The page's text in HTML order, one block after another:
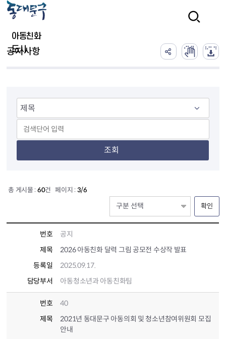
아동친화
도시
공지사항
조회
총 게시물 : 60건 페이지 : 3/6
확인
번호
공지
제목
2026 아동친화 달력 그림 공모전 수상작 발표
등록일
2025.09.17.
담당부서
아동청소년과 아동친화팀
번호
40
제목
2021년 동대문구 아동의회 및 청소년참여위원회 모집
안내